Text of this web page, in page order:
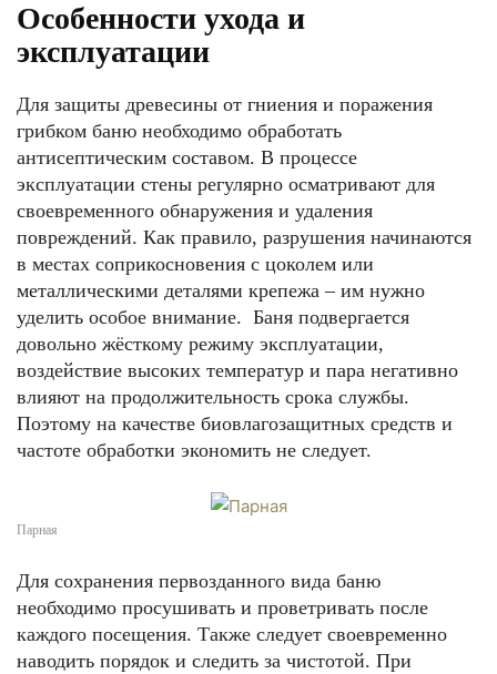
Особенности ухода и
эксплуатации
Для защиты древесины от гниения и поражения
грибком баню необходимо обработать
антисептическим составом. В процессе
эксплуатации стены регулярно осматривают для
своевременного обнаружения и удаления
повреждений. Как правило, разрушения начинаются
в местах соприкосновения с цоколем или
металлическими деталями крепежа – им нужно
уделить особое внимание. Баня подвергается
довольно жёсткому режиму эксплуатации,
воздействие высоких температур и пара негативно
влияют на продолжительность срока службы.
Поэтому на качестве биовлагозащитных средств и
частоте обработки экономить не следует.
Парная
Для сохранения первозданного вида баню
необходимо просушивать и проветривать после
каждого посещения. Также следует своевременно
наводить порядок и следить за чистотой. При